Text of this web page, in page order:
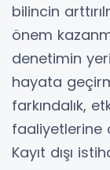
bilincin
önem
denetimin
hayata
farkındalık,
faaliyetlerine
Kayıt dışı